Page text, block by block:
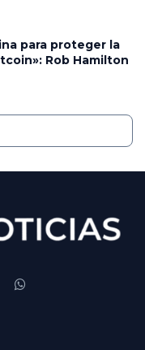
para proteger la
Rob Hamilton